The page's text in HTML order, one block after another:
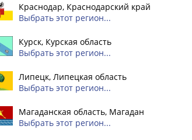
Краснодар, Краснодарский край
Выбрать этот регион...
Курск, Курская область
Выбрать этот регион...
Липецк, Липецкая область
Выбрать этот регион...
Магаданская область, Магадан
Выбрать этот регион...